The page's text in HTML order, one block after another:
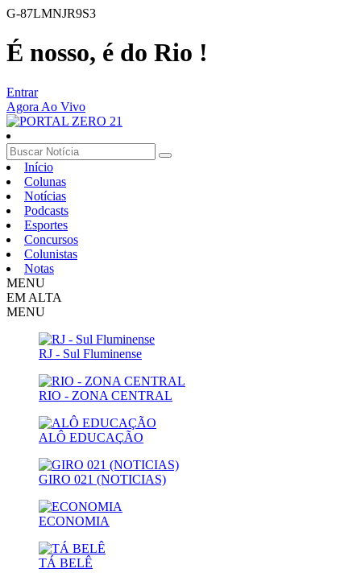
G-87LMNJR9S3
É nosso, é do Rio !
Entrar
Agora Ao Vivo
Início
Colunas
Notícias
Podcasts
Esportes
Concursos
Colunistas
Notas
MENU
EM ALTA
MENU
RJ - Sul Fluminense
RIO - ZONA CENTRAL
ALÔ EDUCAÇÃO
GIRO 021 (NOTICIAS)
ECONOMIA
TÁ BELÊ